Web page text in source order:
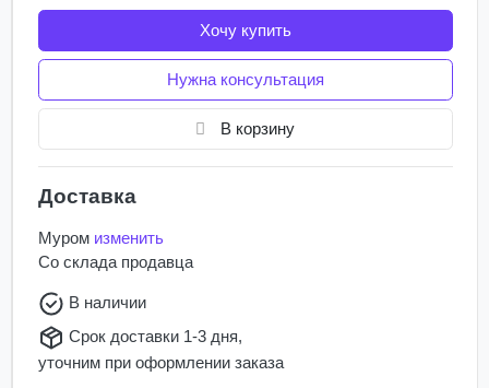
Хочу купить
Нужна консультация
В корзину
Доставка
Муром изменить
Со склада продавца
В наличии
Срок доставки 1-3 дня,
уточним при оформлении заказа